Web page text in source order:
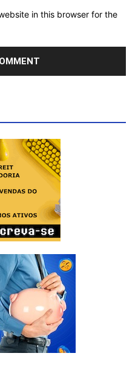
in this browser for the